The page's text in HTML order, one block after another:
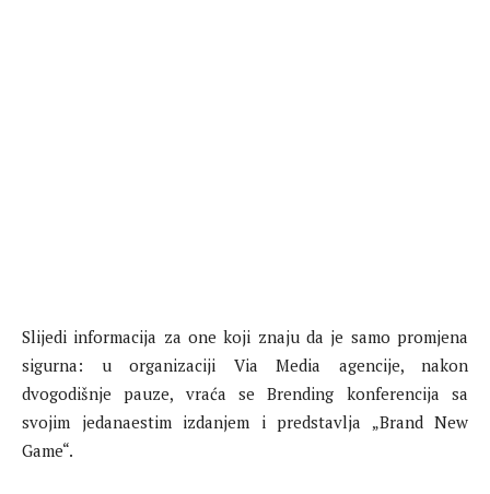
Slijedi informacija za one koji znaju da je samo promjena
sigurna: u organizaciji Via Media agencije, nakon
dvogodišnje pauze, vraća se Brending konferencija sa
svojim jedanaestim izdanjem i predstavlja „Brand New
Game“.